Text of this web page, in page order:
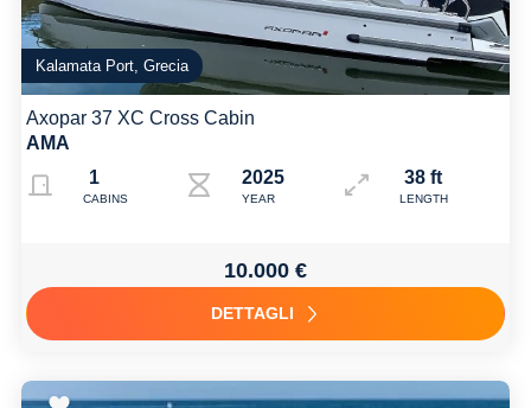
Kalamata Port, Grecia
Axopar 37 XC Cross Cabin
AMA
1
CABINS
2025
YEAR
38 ft
LENGTH
10.000 €
DETTAGLI